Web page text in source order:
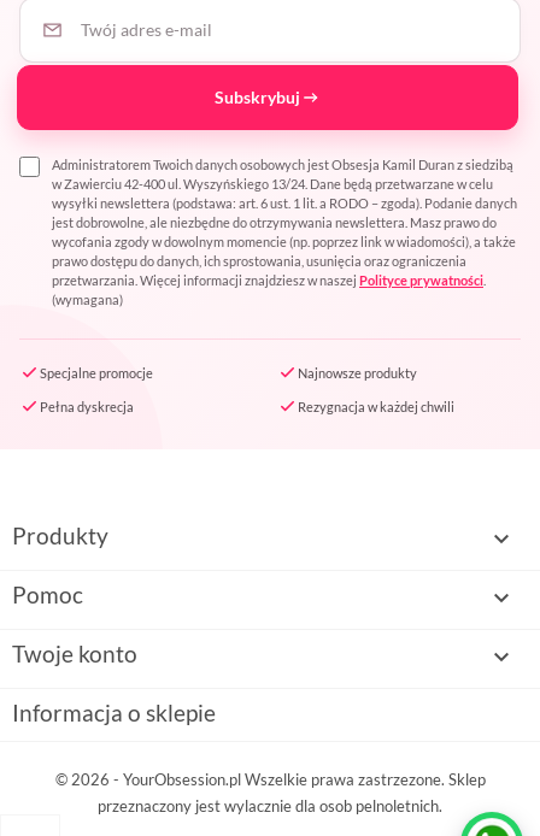
Twój adres e-mail
Subskrybuj
Administratorem Twoich danych osobowych jest Obsesja Kamil Duran z siedzibą
w Zawierciu 42-400 ul. Wyszyńskiego 13/24. Dane będą przetwarzane w celu
wysyłki newslettera (podstawa: art. 6 ust. 1 lit. a RODO – zgoda). Podanie danych
jest dobrowolne, ale niezbędne do otrzymywania newslettera. Masz prawo do
wycofania zgody w dowolnym momencie (np. poprzez link w wiadomości), a także
prawo dostępu do danych, ich sprostowania, usunięcia oraz ograniczenia
przetwarzania. Więcej informacji znajdziesz w naszej Polityce prywatności
(wymagana)
Specjalne promocje Najnowsze produkty
Pełna dyskrecja Rezygnacja w każdej chwili
Produkty 
Pomoc 
Twoje konto 
Informacja o sklepie
© 2026 - YourObsession.pl Wszelkie prawa zastrzezone. Sklep
przeznaczony jest wylacznie dla osob pelnoletnich.